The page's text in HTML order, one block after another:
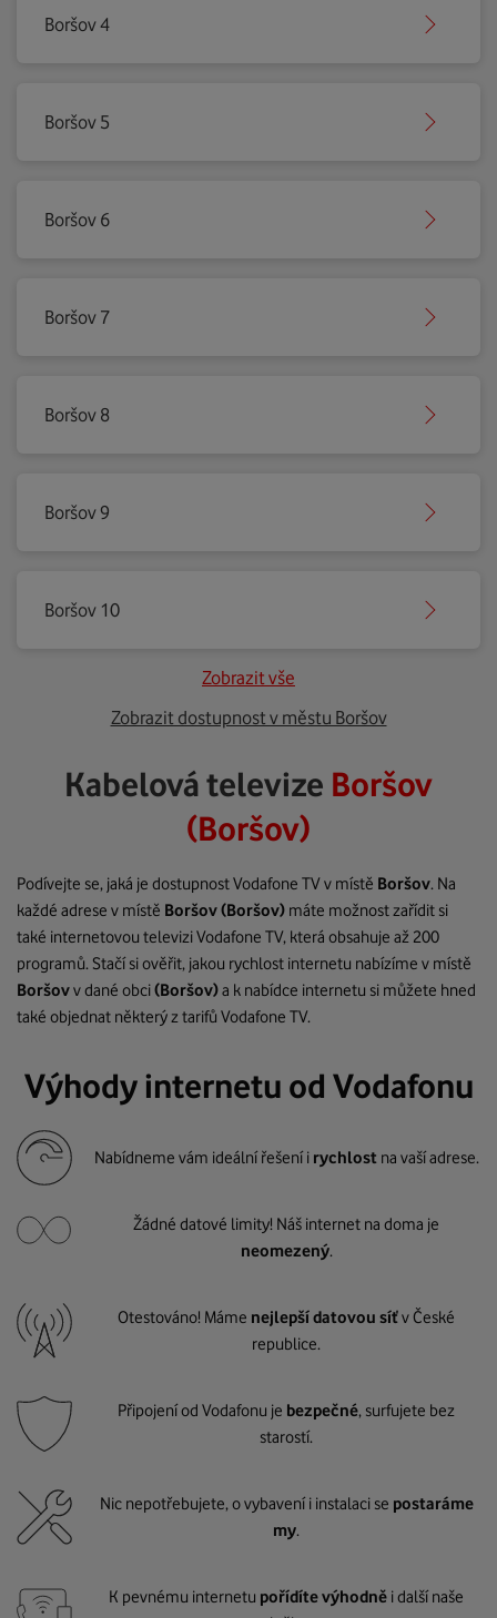
Boršov 4
Boršov 5
Boršov 6
Boršov 7
Boršov 8
Boršov 9
Boršov 10
Zobrazit vše
Zobrazit dostupnost v městu Boršov
Kabelová televize Boršov
(Boršov)
Podívejte se, jaká je dostupnost Vodafone TV v místě Boršov. Na
každé adrese v místě Boršov(Boršov) máte možnost zařídit si
také internetovou televizi Vodafone TV, která obsahuje až 200
programů. Stačí si ověřit, jakou rychlost internetu nabízíme v místě
Boršovv dané obci(Boršov)a k nabídce internetu si můžete hned
také objednat některý z tarifů Vodafone TV.
Výhody internetu od Vodafonu
Nabídneme vám ideální řešení i rychlost na vaší adrese.
Žádné datové limity! Náš internet na doma je
neomezený.
Otestováno! Máme nejlepší datovou síťv České
republice.
Připojení od Vodafonu je bezpečné, surfujete bez
starostí.
Nic nepotřebujete, o vybavení i instalaci se postaráme
my.
K pevnému internetu pořídíte výhodně i další naše